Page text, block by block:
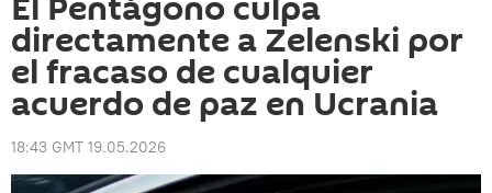
directamente a Zelenski por
el fracaso de cualquier
acuerdo de paz en Ucrania
18:43 GMT 19.05.2026